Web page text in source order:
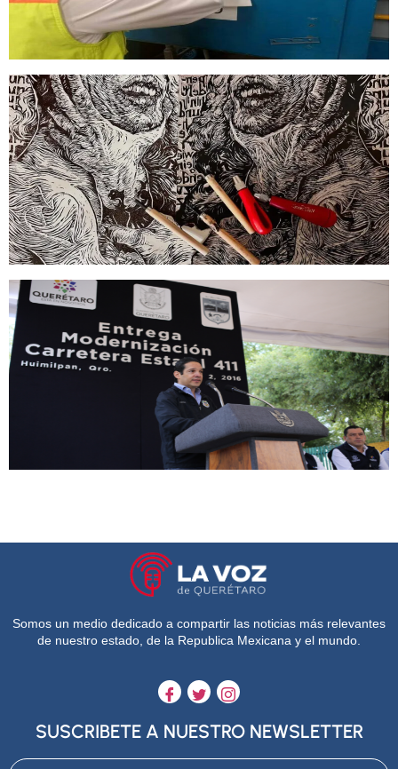
Somos un medio dedicado a compartir las noticias más relevantes
de nuestro estado, de la Republica Mexicana y el mundo.
SUSCRIBETE A NUESTRO NEWSLETTER